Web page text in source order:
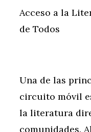
Acceso a la
de Todos
Una de las
circuito móvil
la literatura
comunidades.